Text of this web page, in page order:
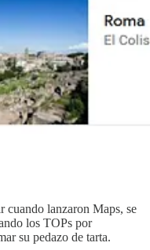
lanzaron Maps, se
los TOPs por
su pedazo de tarta.